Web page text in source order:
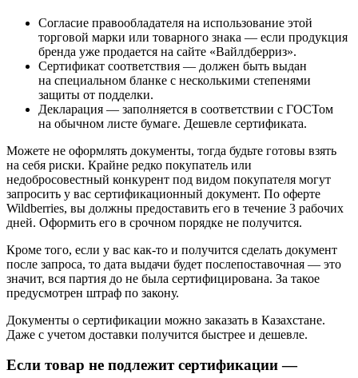
Согласие правообладателя на использование этой
торговой марки или товарного знака — если продукция
бренда уже продается на сайте «Вайлдберриз».
Сертификат соответствия — должен быть выдан
на специальном бланке с несколькими степенями
защиты от подделки.
Декларация — заполняется в соответствии с ГОСТом
на обычном листе бумаге. Дешевле сертификата.
Можете не оформлять документы, тогда будьте готовы взять
на себя риски. Крайне редко покупатель или
недобросовестный конкурент под видом покупателя могут
запросить у вас сертификационный документ. По оферте
Wildberries, вы должны предоставить его в течение 3 рабочих
дней. Оформить его в срочном порядке не получится.
Кроме того, если у вас как-то и получится сделать документ
после запроса, то дата выдачи будет послепоставочная — это
значит, вся партия до не была сертифицирована. За такое
предусмотрен штраф по закону.
Документы о сертификации можно заказать в Казахстане.
Даже с учетом доставки получится быстрее и дешевле.
Если товар не подлежит сертификации —